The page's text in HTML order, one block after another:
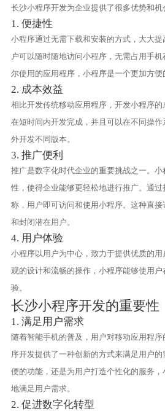
长沙小程序开发为企业提供了很多优势和机
1. 便捷性
小程序通过无需下载和安装的方式，大大
户可以随时随地访问小程序，无需占用手
尔使用的应用程序，小程序是一个更加方便
2. 成本效益
相比开发传统移动应用程序，开发小程序
在短时间内开发完成，并且可以在不同操
外开发不同版本。
3. 推广便利
推广是数字化时代企业的重要挑战之一。
性，使得企业能够更轻松地进行推广。通
称，用户即可访问和使用小程序。这种直接
和封闭潜在用户。
4. 用户体验
小程序以用户为中心，致力于提供优质的
观的设计和流畅的操作，小程序能够使用
验。
长沙小程序开发的重要性
1. 满足用户需求
随着智能手机的普及，用户对移动应用程
序开发提供了一种创新的方式来满足用户
便的功能，还是为用户打造个性化的服务
地满足用户需求。
2. 促进数字化转型